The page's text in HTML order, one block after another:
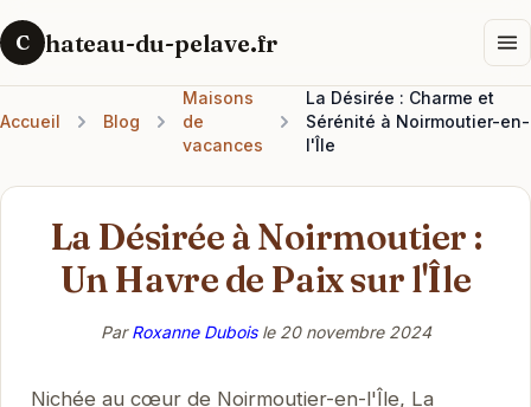
C hateau-du-pelave.fr
Accueil Blog
Maisons
de
vacances
La Désirée : Charme et
Sérénité à Noirmoutier-en-
l'Île
La Désirée à Noirmoutier :
Un Havre de Paix sur l'Île
ParRoxanne Duboisle 20 novembre 2024
Nichée au cœur de Noirmoutier-en-l'Île, La